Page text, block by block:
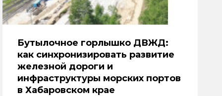
Бутылочное горлышко ДВЖД:
как синхронизировать развитие
железной дороги и
инфраструктуры морских портов
в Хабаровском крае